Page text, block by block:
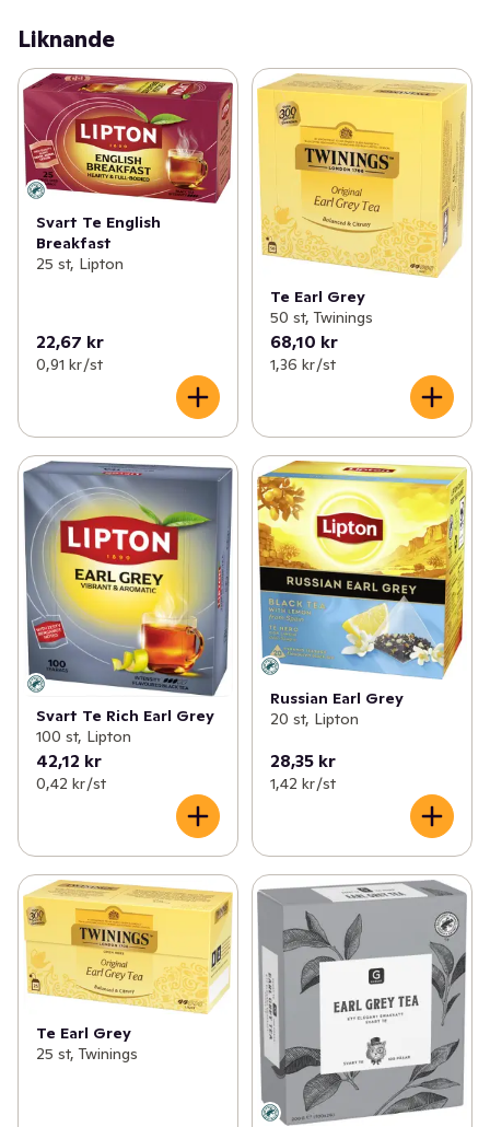
Liknande
Svart Te English
Breakfast
25 st, Lipton
22,67 kr
0,91 kr /st
Te Earl Grey
50 st, Twinings
68,10 kr
1,36 kr /st
Svart Te Rich Earl Grey
100 st, Lipton
42,12 kr
0,42 kr /st
Russian Earl Grey
20 st, Lipton
28,35 kr
1,42 kr /st
Te Earl Grey
25 st, Twinings